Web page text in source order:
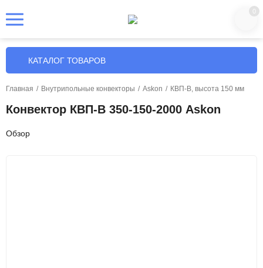
0
КАТАЛОГ ТОВАРОВ
Главная / Внутрипольные конвекторы / Askon / КВП-В, высота 150 мм
Конвектор КВП-В 350-150-2000 Askon
Обзор